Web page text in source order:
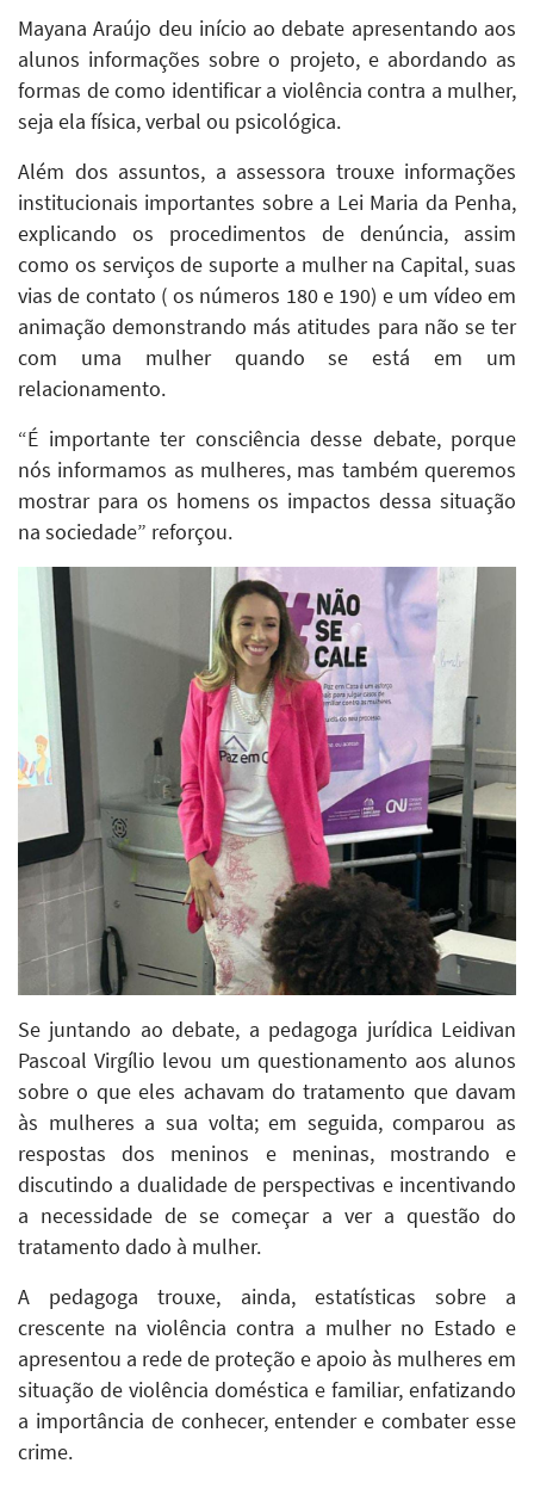
Mayana Araújo deu início ao debate apresentando aos
alunos informações sobre o projeto, e abordando as
formas de como identificar a violência contra a mulher,
seja ela física, verbal ou psicológica.
Além dos assuntos, a assessora trouxe informações
institucionais importantes sobre a Lei Maria da Penha,
explicando os procedimentos de denúncia, assim
como os serviços de suporte a mulher na Capital, suas
vias de contato ( os números 180 e 190) e um vídeo em
animação demonstrando más atitudes para não se ter
com uma mulher quando se está em um
relacionamento.
“É importante ter consciência desse debate, porque
nós informamos as mulheres, mas também queremos
mostrar para os homens os impactos dessa situação
na sociedade” reforçou.
Se juntando ao debate, a pedagoga jurídica Leidivan
Pascoal Virgílio levou um questionamento aos alunos
sobre o que eles achavam do tratamento que davam
às mulheres a sua volta; em seguida, comparou as
respostas dos meninos e meninas, mostrando e
discutindo a dualidade de perspectivas e incentivando
a necessidade de se começar a ver a questão do
tratamento dado à mulher.
A pedagoga trouxe, ainda, estatísticas sobre a
crescente na violência contra a mulher no Estado e
apresentou a rede de proteção e apoio às mulheres em
situação de violência doméstica e familiar, enfatizando
a importância de conhecer, entender e combater esse
crime.